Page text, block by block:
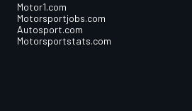
Motor1.com
Motorsportjobs.com
Autosport.com
Motorsportstats.com